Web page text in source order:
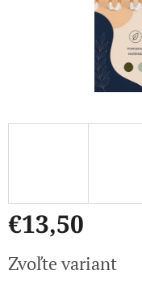
€13,50
cena:
Zvoľte variant